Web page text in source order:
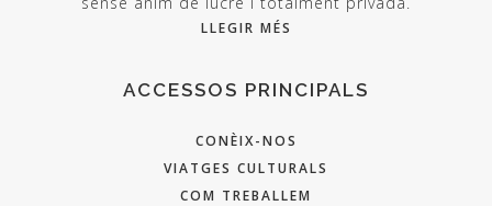
LLEGIR MÉS
ACCESSOS PRINCIPALS
CONÈIX-NOS
VIATGES CULTURALS
COM TREBALLEM